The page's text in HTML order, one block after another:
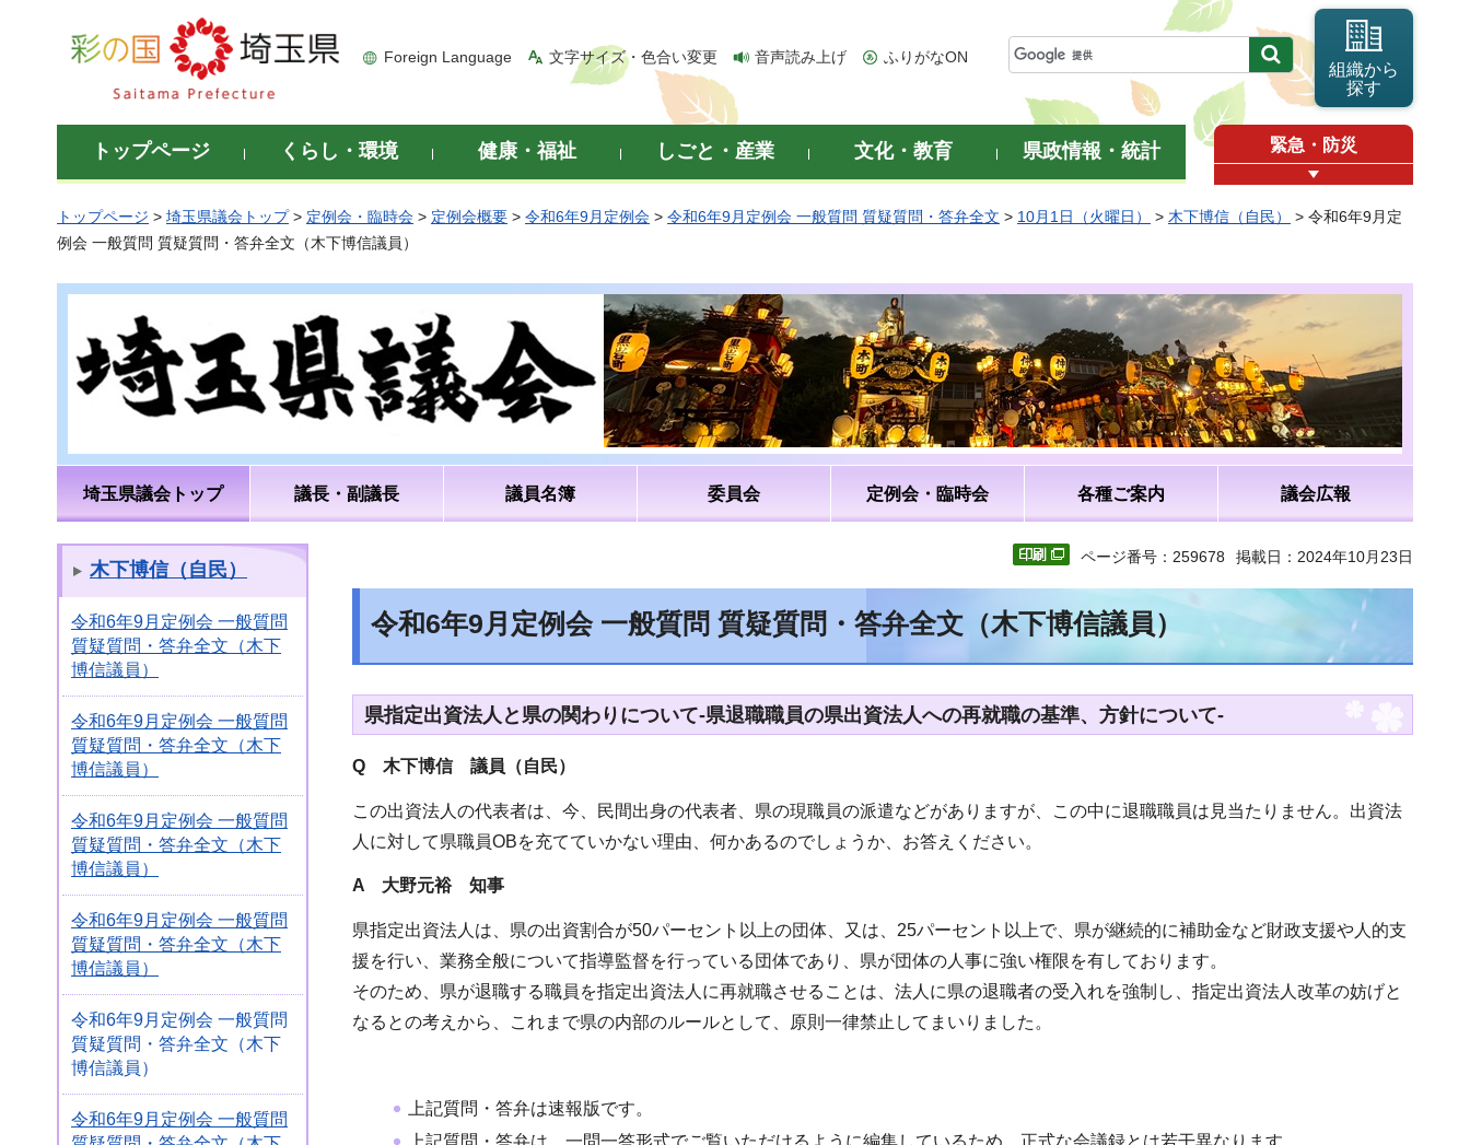
彩の国 埼玉県
Foreign Language 文字サイズ・色合い変更 音声読み上げ ふりがなON
組織から
探す
トップページ くらし・環境 健康・福祉 しごと・産業 文化・教育 県政情報・統計 緊急・防災
トップページ > 埼玉県議会トップ> 定例会・臨時会 > 定例会概要 > 令和6年9月定例会 > 令和6年9月定例会 一般質問 質疑質問・答弁全文 > 10月1日（火曜日） > 木下博信（自民）
> 令和6年9月定
例会 一般質問 質疑質問・答弁全文（木下博信議員）
埼玉県議会トップ 議長・副議長 議員名簿 委員会 定例会・臨時会 各種ご案内 議会広報
木下博信（自民）
令和6年9月定例会 一般質問
質疑質問・答弁全文（木下
博信議員）
令和6年9月定例会 一般質問
質疑質問・答弁全文（木下
博信議員）
令和6年9月定例会 一般質問
質疑質問・答弁全文（木下
博信議員）
令和6年9月定例会 一般質問
質疑質問・答弁全文（木下
博信議員）
令和6年9月定例会 一般質問
質疑質問・答弁全文（木下
博信議員）
令和6年9月定例会 一般質問
ページ番号：259678 掲載日：2024年10月23日
令和6年9月定例会 一般質問 質疑質問・答弁全文（木下博信議員）
県指定出資法人と県の関わりについて-県退職職員の県出資法人への再就職の基準、方針について-
Q 木下博信 議員（自民）
この出資法人の代表者は、今、民間出身の代表者、県の現職員の派遣などがありますが、この中に退職職員は見当たりません。出資法
人に対して県職員OBを充てていかない理由、何かあるのでしょうか、お答えください。
A 大野元裕 知事
県指定出資法人は、県の出資割合が50パーセント以上の団体、又は、25パーセント以上で、県が継続的に補助金など財政支援や人的支
援を行い、業務全般について指導監督を行っている団体であり、県が団体の人事に強い権限を有しております。
そのため、県が退職する職員を指定出資法人に再就職させることは、法人に県の退職者の受入れを強制し、指定出資法人改革の妨げと
なるとの考えから、これまで県の内部のルールとして、原則一律禁止してまいりました。
上記質問・答弁は速報版です。
上記質問・答弁は、一問一答形式でご覧いただけるように編集しているため、正式な会議録とは若干異なります。